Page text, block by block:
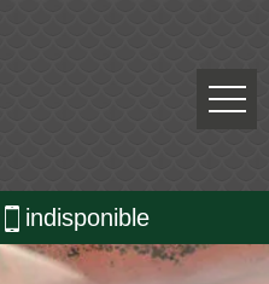
indisponible